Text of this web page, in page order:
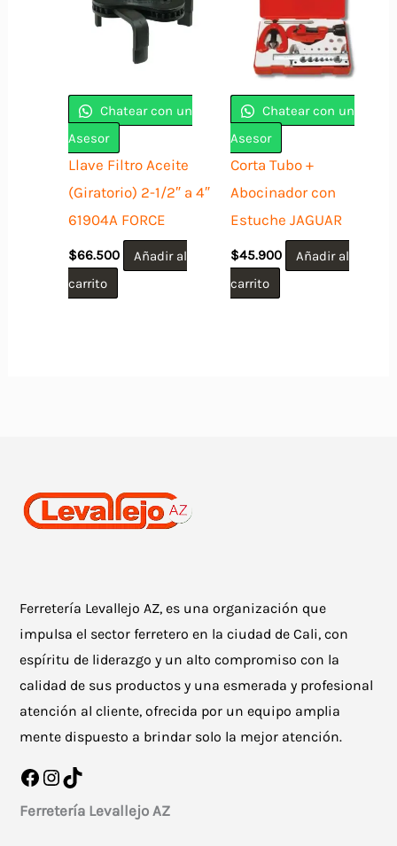
Chatear con un
Asesor
Llave Filtro Aceite
(Giratorio) 2-1/2″ a 4″
61904A FORCE
$66.500
Añadir al
carrito
Chatear con un
Asesor
Corta Tubo +
Abocinador con
Estuche JAGUAR
$45.900
Añadir al
carrito
Ferretería Levallejo AZ, es una organización que
impulsa el sector ferretero en la ciudad de Cali, con
espíritu de liderazgo y un alto compromiso con la
calidad de sus productos y una esmerada y profesional
atención al cliente, ofrecida por un equipo amplia
mente dispuesto a brindar solo la mejor atención.
Facebook
Instagram
TikTok
Ferretería Levallejo AZ